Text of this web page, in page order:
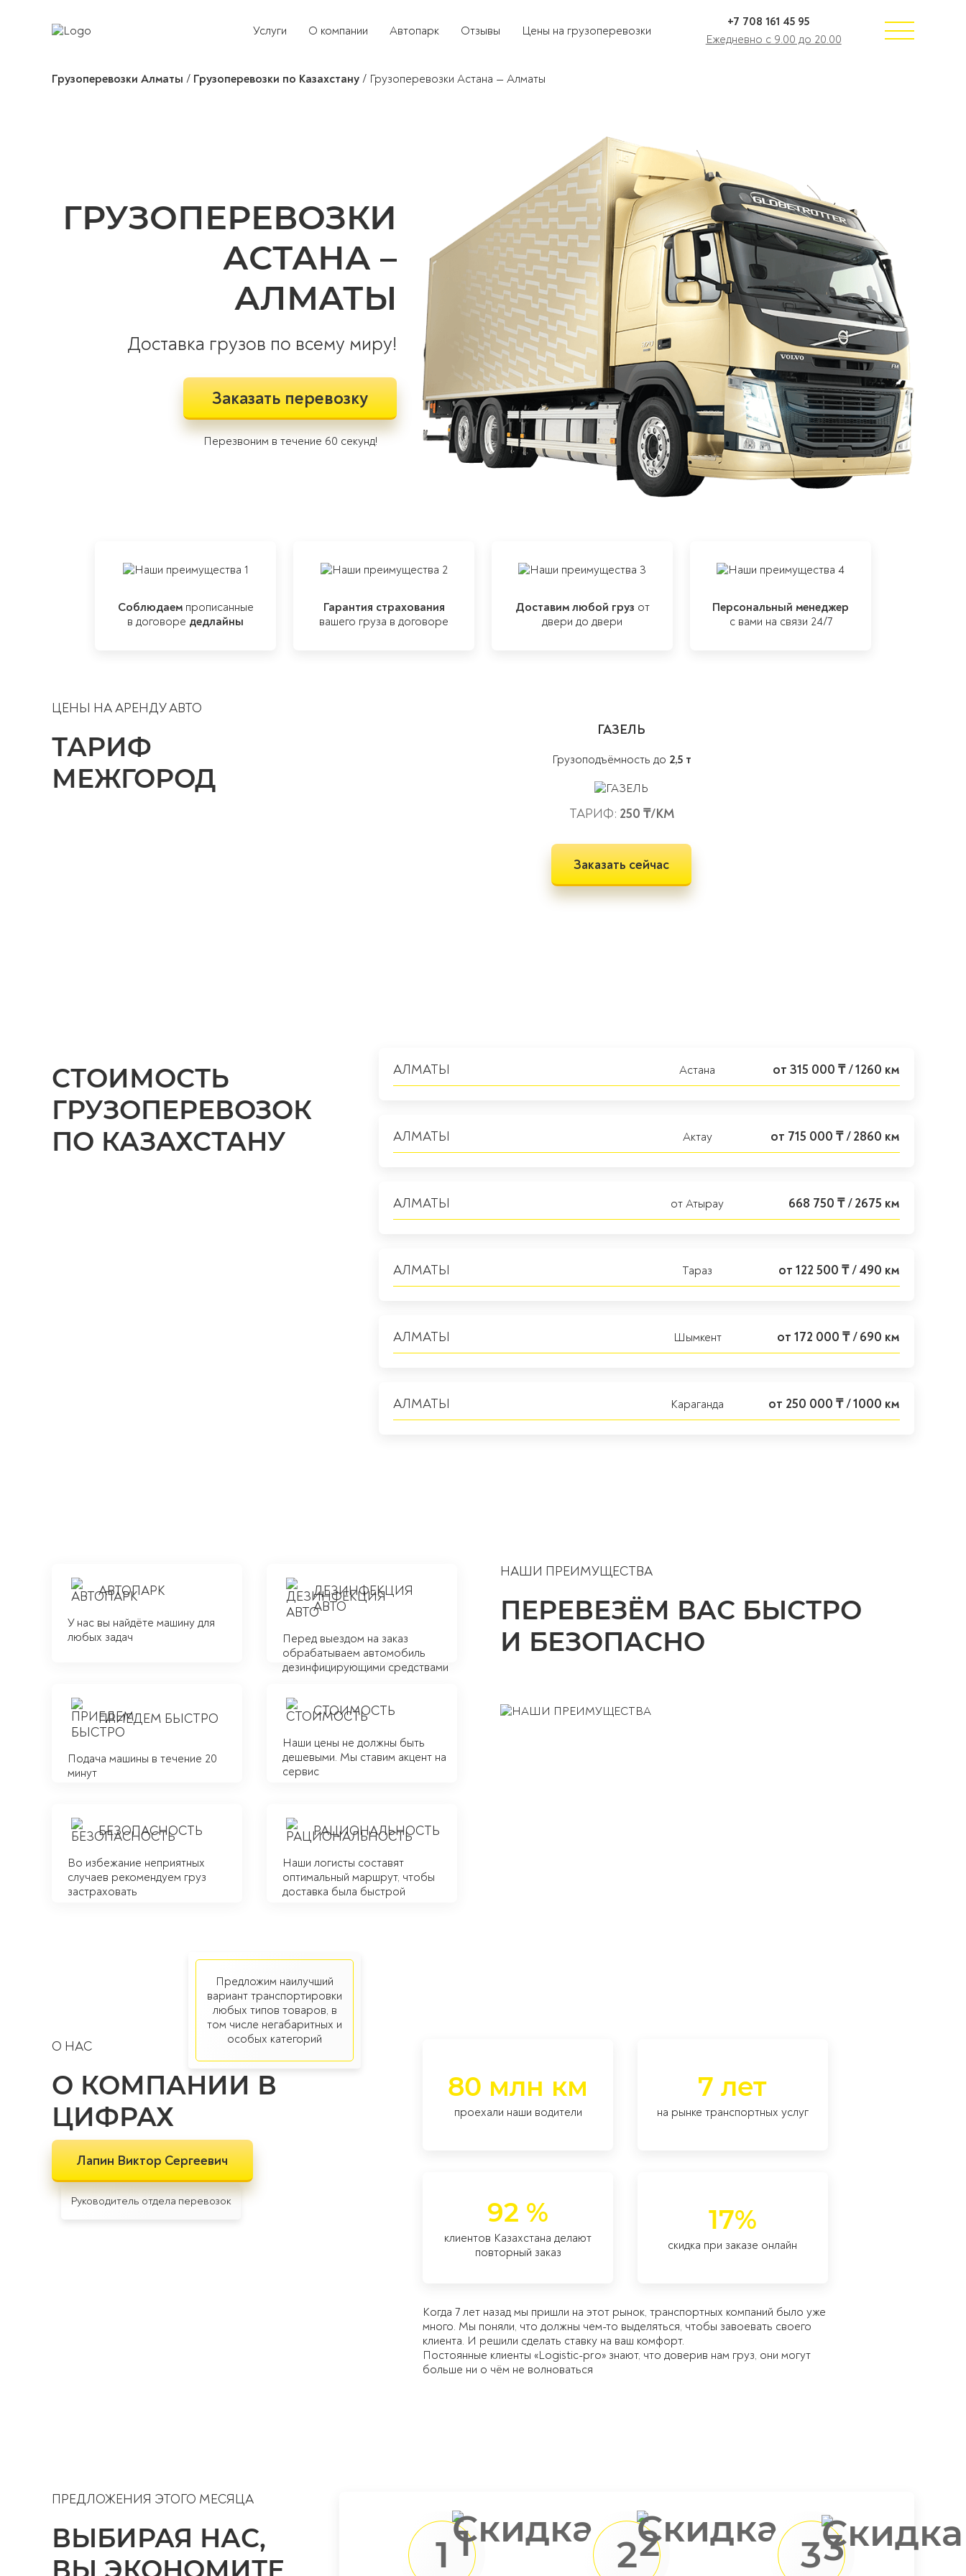
Услуги О компании Автопарк Отзывы Цены на грузоперевозки
+7 708 161 45 95
Ежедневно с 9.00 до 20.00
Грузоперевозки Алматы / Грузоперевозки по Казахстану / Грузоперевозки Астана — Алматы
ГРУЗОПЕРЕВОЗКИ
АСТАНА –
АЛМАТЫ
Доставка грузов по всему миру!
Заказать перевозку
Перезвоним в течение 60 секунд!
Соблюдаемпрописанные
в договоре дедлайны
Гарантия страхования
вашего груза в договоре
Доставим любой груз от
двери до двери
Персональный менеджер
с вами на связи 24/7
ЦЕНЫ НА АРЕНДУ АВТО
ТАРИФ
МЕЖГОРОД
ГАЗЕЛЬ
Грузоподъёмность до 2,5 т
ТАРИФ: 250 ₸/КМ
Заказать сейчас
СТОИМОСТЬ
ГРУЗОПЕРЕВОЗОК
ПО КАЗАХСТАНУ
АЛМАТЫ Астана от 315 000 ₸ / 1260 км
АЛМАТЫ Актау от 715 000 ₸ / 2860 км
АЛМАТЫ от Атырау 668 750 ₸ / 2675 км
АЛМАТЫ Тараз от 122 500 ₸ / 490 км
АЛМАТЫ Шымкент от 172 000 ₸ / 690 км
АЛМАТЫ Караганда от 250 000 ₸ / 1000 км
АВТОПАРК
У нас вы найдёте машину для
любых задач
ДЕЗИНФЕКЦИЯ
АВТО
Перед выездом на заказ
обрабатываем автомобиль
дезинфицирующими средствами
ПРИЕДЕМ БЫСТРО
Подача машины в течение 20
минут
СТОИМОСТЬ
Наши цены не должны быть
дешевыми. Мы ставим акцент на
сервис
БЕЗОПАСНОСТЬ
Во избежание неприятных
случаев рекомендуем груз
застраховать
РАЦИОНАЛЬНОСТЬ
Наши логисты составят
оптимальный маршрут, чтобы
доставка была быстрой
НАШИ ПРЕИМУЩЕСТВА
ПЕРЕВЕЗЁМ ВАС БЫСТРО
И БЕЗОПАСНО
О НАС
О КОМПАНИИ В
ЦИФРАХ
Лапин Виктор Сергеевич
Руководитель отдела перевозок
Предложим наилучший
вариант транспортировки
любых типов товаров, в
том числе негабаритных и
особых категорий
80 млн км
проехали наши водители
7 лет
на рынке транспортных услуг
92 %
клиентов Казахстана делают
повторный заказ
17%
скидка при заказе онлайн
Когда 7 лет назад мы пришли на этот рынок, транспортных компаний было уже
много. Мы поняли, что должны чем-то выделяться, чтобы завоевать своего
клиента. И решили сделать ставку на ваш комфорт.
Постоянные клиенты «Logistic-pro» знают, что доверив нам груз, они могут
больше ни о чём не волноваться
ПРЕДЛОЖЕНИЯ ЭТОГО МЕСЯЦА
ВЫБИРАЯ НАС,
ВЫ ЭКОНОМИТЕ
1 2 3